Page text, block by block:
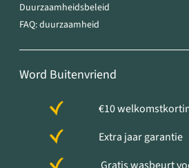
Duurzaamheidsbeleid
FAQ: duurzaamheid
Word Buitenvriend
€10
Extra jaar garantie